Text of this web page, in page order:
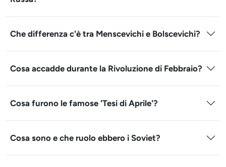
Che differenza c'è tra Menscevichi e Bolscevichi?
Cosa accadde durante la Rivoluzione di Febbraio?
Cosa furono le famose 'Tesi di Aprile'?
Cosa sono e che ruolo ebbero i Soviet?